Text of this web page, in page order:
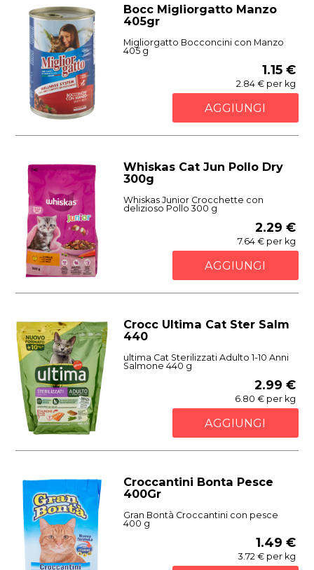
Bocc Migliorgatto Manzo
405gr
Migliorgatto Bocconcini con Manzo
405 g
1.15 €
2.84 € per kg
AGGIUNGI
Whiskas Cat Jun Pollo Dry
300g
Whiskas Junior Crocchette con
delizioso Pollo 300 g
2.29 €
7.64 € per kg
AGGIUNGI
Crocc Ultima Cat Ster Salm
440
ultima Cat Sterilizzati Adulto 1-10 Anni
Salmone 440 g
2.99 €
6.80 € per kg
AGGIUNGI
Croccantini Bonta Pesce
400Gr
Gran Bontà Croccantini con pesce
400 g
1.49 €
3.72 € per kg